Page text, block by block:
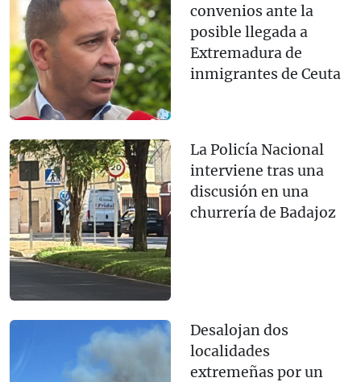
convenios ante la
posible llegada a
Extremadura de
inmigrantes de Ceuta
La Policía Nacional
interviene tras una
discusión en una
churrería de Badajoz
Desalojan dos
localidades
extremeñas por un